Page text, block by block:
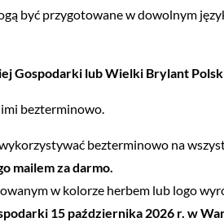
być przygotowane w dowolnym
Gospodarki lub Wielki Brylant
bezterminowo.
bezterminowo na
mailem za darmo.
w kolorze herbem lub logo
15 października 2026 r. w